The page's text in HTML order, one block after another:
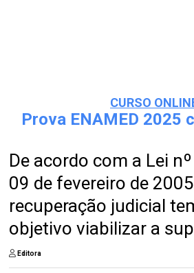
CURSO
Prova ENAMED 2025
De acordo com a Lei
09 de fevereiro de
recuperação judicial
objetivo viabilizar a
Editora